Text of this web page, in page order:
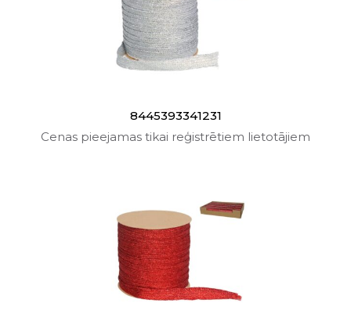
8445393341231
Cenas pieejamas tikai reģistrētiem lietotājiem